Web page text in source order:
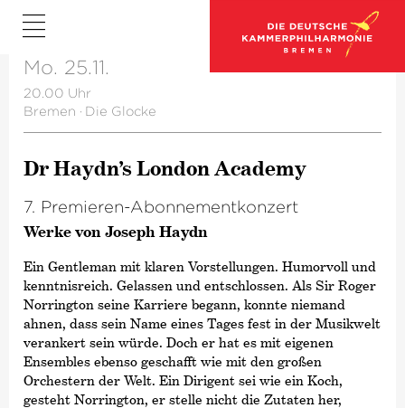
Mo. 25.11.
20.00 Uhr
Bremen · Die Glocke
Dr Haydn’s London Academy
7. Premieren-Abonnementkonzert
Werke von Joseph Haydn
Ein Gentleman mit klaren Vorstellungen. Humorvoll und
kenntnisreich. Gelassen und entschlossen. Als Sir Roger
Norrington seine Karriere begann, konnte niemand
ahnen, dass sein Name eines Tages fest in der Musikwelt
verankert sein würde. Doch er hat es mit eigenen
Ensembles ebenso geschafft wie mit den großen
Orchestern der Welt. Ein Dirigent sei wie ein Koch,
gesteht Norrington, er stelle nicht die Zutaten her,